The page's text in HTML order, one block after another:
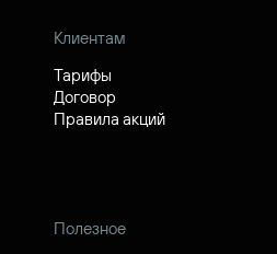
Клиентам
Тарифы
Договор
Правила акций
Полезное